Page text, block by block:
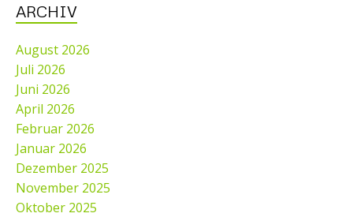
ARCHIV
August 2026
Juli 2026
Juni 2026
April 2026
Februar 2026
Januar 2026
Dezember 2025
November 2025
Oktober 2025